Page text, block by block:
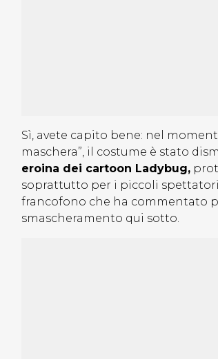
Sì, avete capito bene: nel
maschera”, il costume è stato
eroina dei cartoon Ladybug,
soprattutto per i piccoli
francofono che ha commentato
smascheramento qui sotto.